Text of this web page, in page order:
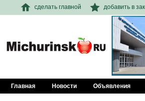
сделать главной добавить в
Главная Новости Объявления